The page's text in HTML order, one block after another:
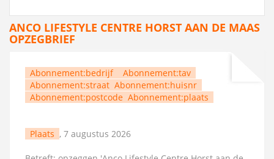
ANCO LIFESTYLE CENTRE HORST AAN DE MAAS
OPZEGBRIEF
Abonnement:bedrijf
Abonnement:tav
Abonnement:straat Abonnement:huisnr
Abonnement:postcode Abonnement:plaats
Plaats , 7 augustus 2026